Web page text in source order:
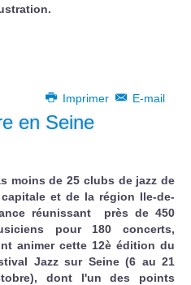
Imprimer E-mail
en Seine
moins de 25 clubs de jazz de
et de la région Ile-de-
réunissant près de 450
pour 180 concerts,
animer cette 12è édition du
Jazz sur Seine (6 au 21
dont l'un des points